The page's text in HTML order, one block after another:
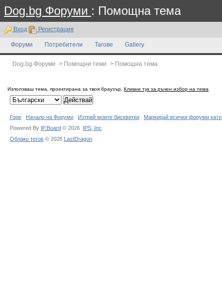
Dog.bg Форуми : Помощна тема
Вход Регистрация
Форуми Потребители Тагове Gallery
Dog.bg Форуми > Помощни теми > Помощна тема
Използваш тема, проектирана за твоя браузър. Кликни тук за ръчен избор на тема
Горе Начало на Форуми Изтрий моите бисквитки
Маркирай всички форуми
Powered By IP.Board © 2026 IPS, Inc
Облако тегов © 2026 LastDragon